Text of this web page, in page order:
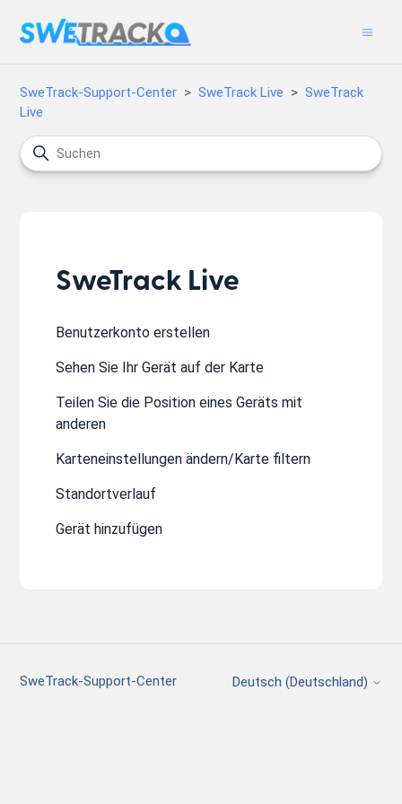
SweTrack-Support-Center SweTrack Live
SweTrack
Live
SweTrack Live
Benutzerkonto erstellen
Sehen Sie Ihr Gerät auf der Karte
Teilen Sie die Position eines Geräts mit
anderen
Karteneinstellungen ändern/Karte filtern
Standortverlauf
Gerät hinzufügen
SweTrack-Support-Center Deutsch (Deutschland)